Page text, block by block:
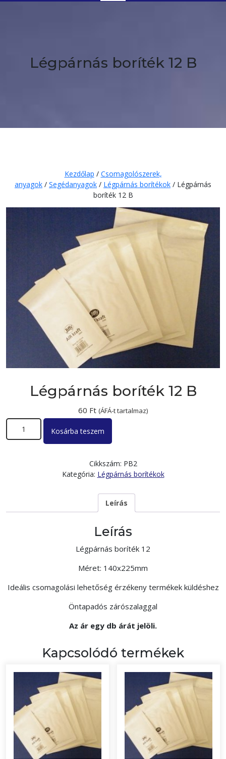
Button
Légpárnás boríték 12 B
Kezdőlap / Csomagolószerek,
anyagok / Segédanyagok / Légpárnás borítékok / Légpárnás
boríték 12 B
Légpárnás boríték 12 B
60 Ft (ÁFÁ-t tartalmaz)
Légpárnás boríték 12 B mennyiség
Kosárba teszem
Cikkszám: PB2
Kategória: Légpárnás borítékok
Leírás
Leírás
Légpárnás boríték 12
Méret: 140x225mm
Ideális csomagolási lehetőség érzékeny termékek küldéshez
Öntapadós zárószalaggal
Az ár egy db árát jelöli.
Kapcsolódó termékek